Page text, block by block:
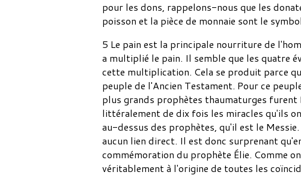
pour les dons, rappelons-nous que les
poisson et la pièce de monnaie sont le
5 Le pain est la principale nourriture de
a multiplié le pain. Il semble que les quatre
cette multiplication. Cela se produit parce
peuple de l'Ancien Testament. Pour ce
plus grands prophètes thaumaturges furent
littéralement de dix fois les miracles qu'ils
au-dessus des prophètes, qu'il est le
aucun lien direct. Il est donc surprenant
commémoration du prophète Élie. Comme
véritablement à l'origine de toutes les